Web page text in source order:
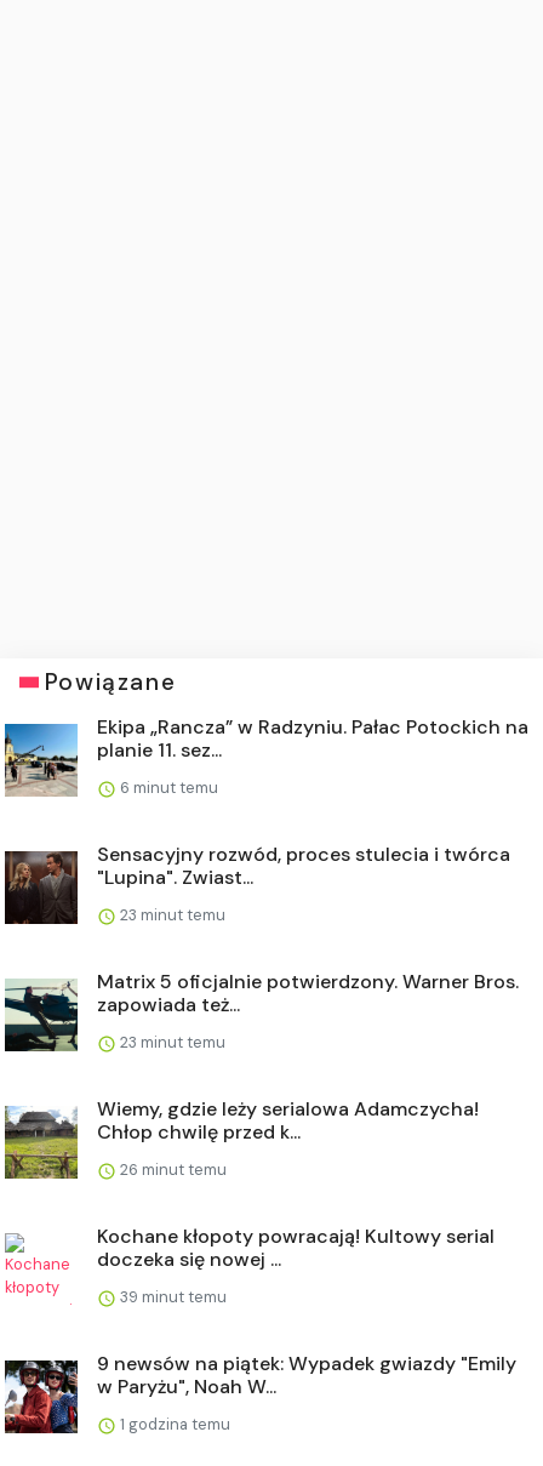
Powiązane
Ekipa „Rancza” w Radzyniu. Pałac Potockich na
planie 11. sez...
6 minut temu
Sensacyjny rozwód, proces stulecia i twórca
"Lupina". Zwiast...
23 minut temu
Matrix 5 oficjalnie potwierdzony. Warner Bros.
zapowiada też...
23 minut temu
Wiemy, gdzie leży serialowa Adamczycha!
Chłop chwilę przed k...
26 minut temu
Kochane kłopoty powracają! Kultowy serial
doczeka się nowej ...
39 minut temu
9 newsów na piątek: Wypadek gwiazdy "Emily
w Paryżu", Noah W...
1 godzina temu